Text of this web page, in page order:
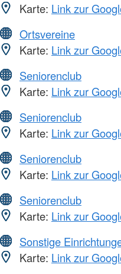
Karte: Link zur
Ortsvereine
Karte: Link zur
Seniorenclub
Karte: Link zur
Seniorenclub
Karte: Link zur
Seniorenclub
Karte: Link zur
Seniorenclub
Karte: Link zur
Sonstige
Karte: Link zur